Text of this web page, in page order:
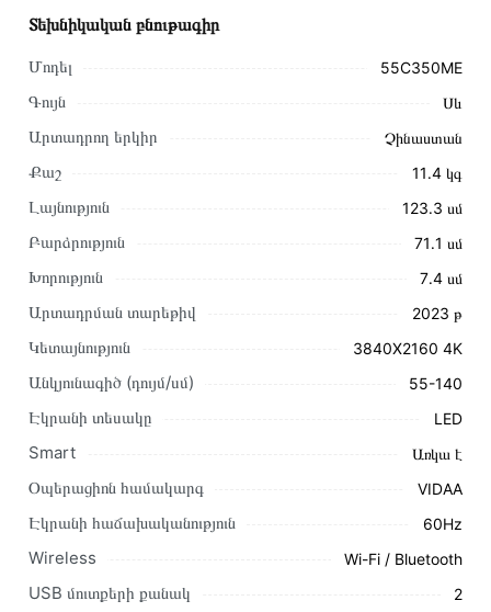
Այս ապրանքը գնելու համար սեղմեք
«Ավելացնել
զամբյուղին»
Կարող եք նաև պատվիրել՝ զանգահարելով կայքում նշված
կոնտակտային համարներին։
Կայքում տվյալ ապրանքի՝ Հեռուստացույց TOSHIBA
55C350ME առաքման և վճարման պայմանները վավեր են
Մեր պրոֆեսիոնալ մենեջերները կմշակեն պատվերը և
պայմանները։ Նախքան առցանց պատվեր տեղադրելը,
Տեխնիկական բնութագիր
Մոդել 55C350ME
Գույն Սև
Արտադրող երկիր Չինաստան
Քաշ 11․4 կգ
Լայնություն 123․3 սմ
Բարձրություն 71․1 սմ
Խորություն 7․4 սմ
Արտադրման տարեթիվ 2023 թ
Կետայնություն 3840X2160 4K
Անկյունագիծ (դույմ/սմ) 55-140
Էկրանի տեսակը LED
Smart Առկա է
Օպերացիոն համակարգ VIDAA
Էկրանի հաճախականություն 60Hz
Wireless Wi-Fi / Bluetooth
USB մուտքերի քանակ 2